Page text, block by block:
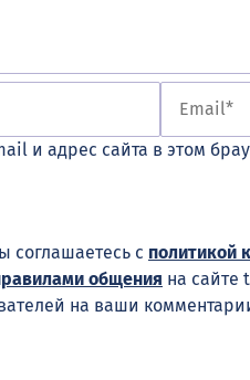
и адрес сайта в этом
соглашаетесь с политикой
общения на сайте
на ваши